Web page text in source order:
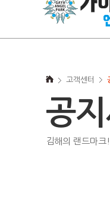
고객센터
공
김해의 랜드마